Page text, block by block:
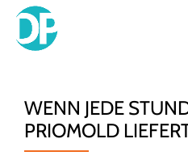
Skip
WENN JEDE
PRIOMOLD